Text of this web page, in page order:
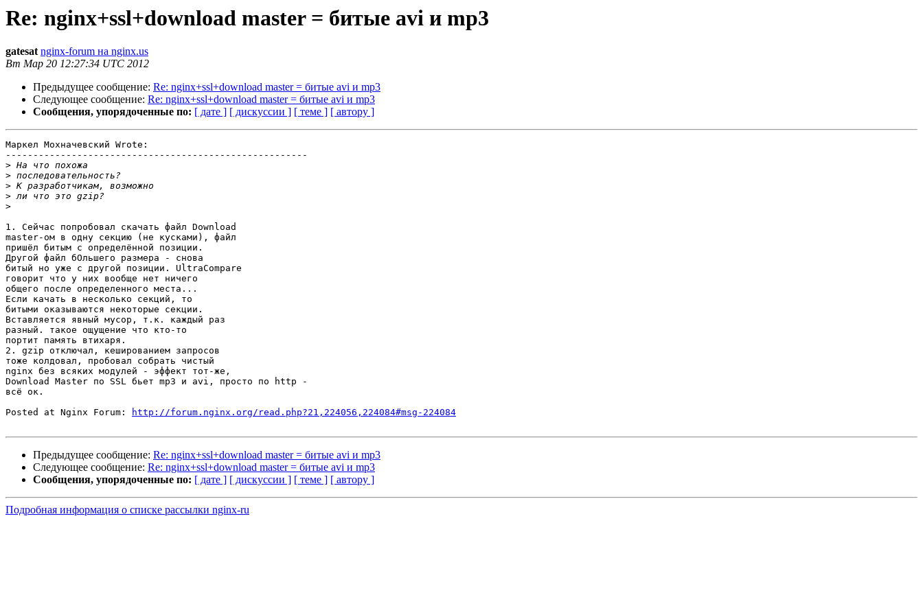
Re: nginx+ssl+download master = битые avi и mp3
gatesat nginx-forum на nginx.us
Вт Мар 20 12:27:34 UTC 2012
Предыдущее сообщение: Re: nginx+ssl+download master = битые avi и mp3
Следующее сообщение: Re: nginx+ssl+download master = битые avi и mp3
Сообщения, упорядоченные по: [ дате ] [ дискуссии ] [ теме ] [ автору ]
Маркел Мохначевский Wrote:
-------------------------------------------------------
>
>
>
>
>
1. Сейчас попробовал скачать файл Download
master-ом в одну секцию (не кусками), файл
пришёл битым с определённой позиции.
Другой файл бОльшего размера - снова
битый но уже с другой позиции. UltraCompare
говорит что у них вообще нет ничего
общего после определенного места...
Если качать в несколько секций, то
битыми оказываются некоторые секции.
Вставляется явный мусор, т.к. каждый раз
разный. такое ощущение что кто-то
портит память втихаря.
2. gzip отключал, кешированием запросов
тоже колдовал, пробовал собрать чистый
nginx без всяких модулей - эффект тот-же,
Download Master по SSL бьет mp3 и avi, просто по http -
всё ок.
Posted at Nginx Forum:
http://forum.nginx.org/read.php?21,224056,224084#msg-224084
Предыдущее сообщение: Re: nginx+ssl+download master = битые avi и mp3
Следующее сообщение: Re: nginx+ssl+download master = битые avi и mp3
Сообщения, упорядоченные по: [ дате ] [ дискуссии ] [ теме ] [ автору ]
Подробная информация о списке рассылки nginx-ru